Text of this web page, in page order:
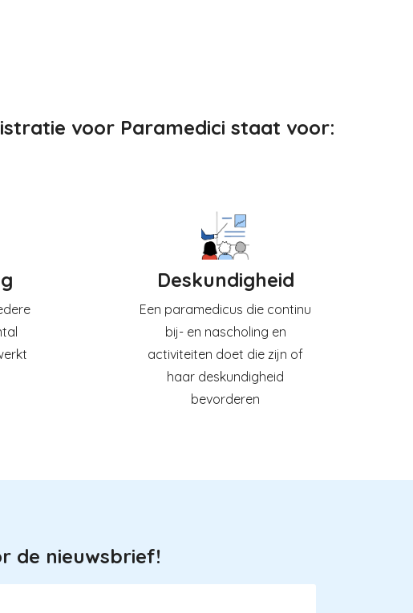
voor Paramedici staat voor:
Deskundigheid
Een paramedicus die continu
bij- en nascholing en
activiteiten doet die zijn of
haar deskundigheid
bevorderen
de nieuwsbrief!